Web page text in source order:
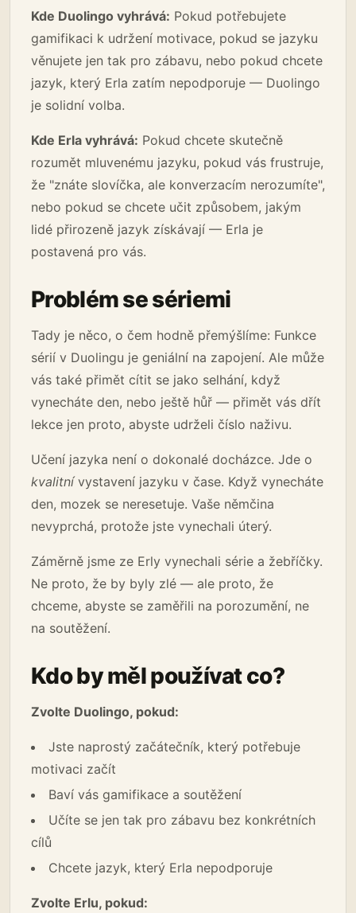
Kde Duolingo vyhrává: Pokud potřebujete
gamifikaci k udržení motivace, pokud se jazyku
věnujete jen tak pro zábavu, nebo pokud chcete
jazyk, který Erla zatím nepodporuje — Duolingo
je solidní volba.
Kde Erla vyhrává: Pokud chcete skutečně
rozumět mluvenému jazyku, pokud vás frustruje,
že "znáte slovíčka, ale konverzacím nerozumíte",
nebo pokud se chcete učit způsobem, jakým
lidé přirozeně jazyk získávají — Erla je
postavená pro vás.
Problém se sériemi
Tady je něco, o čem hodně přemýšlíme: Funkce
sérií v Duolingu je geniální na zapojení. Ale může
vás také přimět cítit se jako selhání, když
vynecháte den, nebo ještě hůř — přimět vás dřít
lekce jen proto, abyste udrželi číslo naživu.
Učení jazyka není o dokonalé docházce. Jde o
kvalitnívystavení jazyku v čase. Když vynecháte
den, mozek se neresetuje. Vaše němčina
nevyprchá, protože jste vynechali úterý.
Záměrně jsme ze Erly vynechali série a žebříčky.
Ne proto, že by byly zlé — ale proto, že
chceme, abyste se zaměřili na porozumění, ne
na soutěžení.
Kdo by měl používat co?
Zvolte Duolingo, pokud:
Jste naprostý začátečník, který potřebuje
motivaci začít
Baví vás gamifikace a soutěžení
Učíte se jen tak pro zábavu bez konkrétních
cílů
Chcete jazyk, který Erla nepodporuje
Zvolte Erlu, pokud: